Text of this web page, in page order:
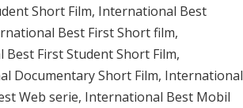
Short Film, International Best
Best First Short film,
First Student Short Film,
Documentary Short Film, International
Web serie, International Best Mobil